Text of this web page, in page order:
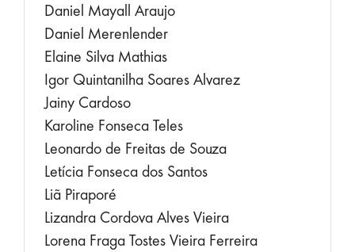
Daniel Mayall Araujo
Daniel Merenlender
Elaine Silva Mathias
Igor Quintanilha Soares Alvarez
Jainy Cardoso
Karoline Fonseca Teles
Leonardo de Freitas de Souza
Letícia Fonseca dos Santos
Liã Piraporé
Lizandra Cordova Alves Vieira
Lorena Fraga Tostes Vieira Ferreira